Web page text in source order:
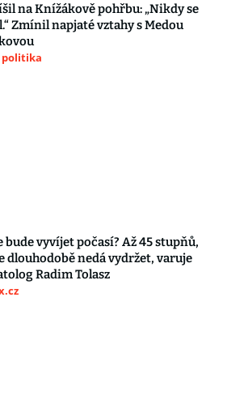
na Knížákově pohřbu: „Nikdy se
Zmínil napjaté vztahy s Medou
politika
bude vyvíjet počasí? Až 45 stupňů,
dlouhodobě nedá vydržet, varuje
Radim Tolasz